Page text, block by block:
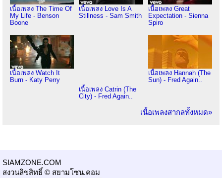
เนื้อเพลง The Time Of
My Life - Benson
Boone
เนื้อเพลง Love Is A
Stillness - Sam Smith
เนื้อเพลง Great
Expectation - Sienna
Spiro
เนื้อเพลง Watch It
Burn - Katy Perry
เนื้อเพลง Catrin (The
City) - Fred Again..
เนื้อเพลง Hannah (The
Sun) - Fred Again..
เนื้อเพลงสากลทั้งหมด»
SIAMZONE.COM
สงวนลิขสิทธิ์ © สยามโซน.คอม